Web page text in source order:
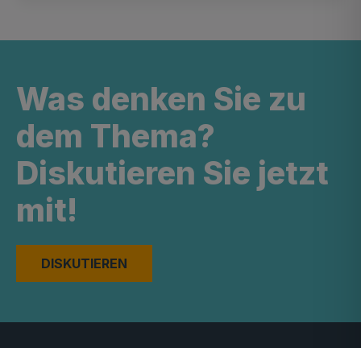
Was denken Sie zu
dem Thema?
Diskutieren Sie jetzt
mit!
DISKUTIEREN